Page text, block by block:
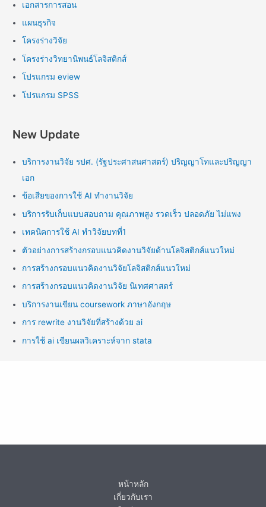
เอกสารการสอน
แผนธุรกิจ
โครงร่างวิจัย
โครงร่างวิทยานิพนธ์โลจิสติกส์
โปรแกรม eview
โปรแกรม SPSS
New Update
บริการงานวิจัย รปศ. (รัฐประศาสนศาสตร์) ปริญญาโทและปริญญา
เอก
ข้อเสียของการใช้ AI ทำงานวิจัย
บริการรับเก็บแบบสอบถาม คุณภาพสูง รวดเร็ว ปลอดภัย ไม่แพง
เทคนิคการใช้ AI ทำวิจัยบทที่1
ตัวอย่างการสร้างกรอบแนวคิดงานวิจัยด้านโลจิสติกส์แนวใหม่
การสร้างกรอบแนวคิดงานวิจัยโลจิสติกส์แนวใหม่
การสร้างกรอบแนวคิดงานวิจัย นิเทศศาสตร์
บริการงานเขียน coursework ภาษาอังกฤษ
การ rewrite งานวิจัยที่สร้างด้วย ai
การใช้ ai เขียนผลวิเคราะห์จาก stata
หน้าหลัก
เกี่ยวกับเรา